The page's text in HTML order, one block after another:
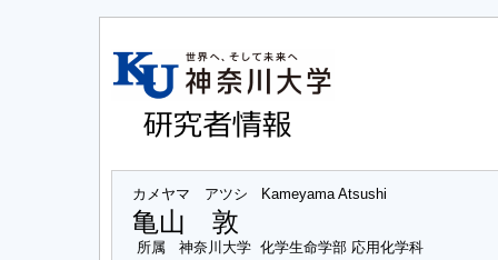
カメヤマ アツシ Kameyama Atsushi
亀山 敦
所属
神奈川大学 化学生命学部 応用化学科